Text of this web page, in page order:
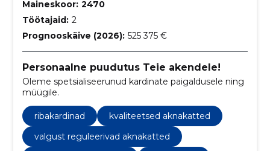
Maineskoor: 2470
Töötajaid: 2
Prognooskäive (2026): 525 375 €
Personaalne puudutus Teie akendele!
Oleme spetsialiseerunud kardinate paigaldusele ning
müügile.
ribakardinad
kvaliteetsed aknakatted
valgust reguleerivad aknakatted